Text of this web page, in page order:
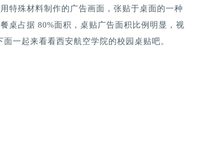
特殊材料制作的广告画面，张贴于桌面的一种
桌占据 80%面积，桌贴广告面积比例明显，视
一起来看看西安航空学院的校园桌贴吧。